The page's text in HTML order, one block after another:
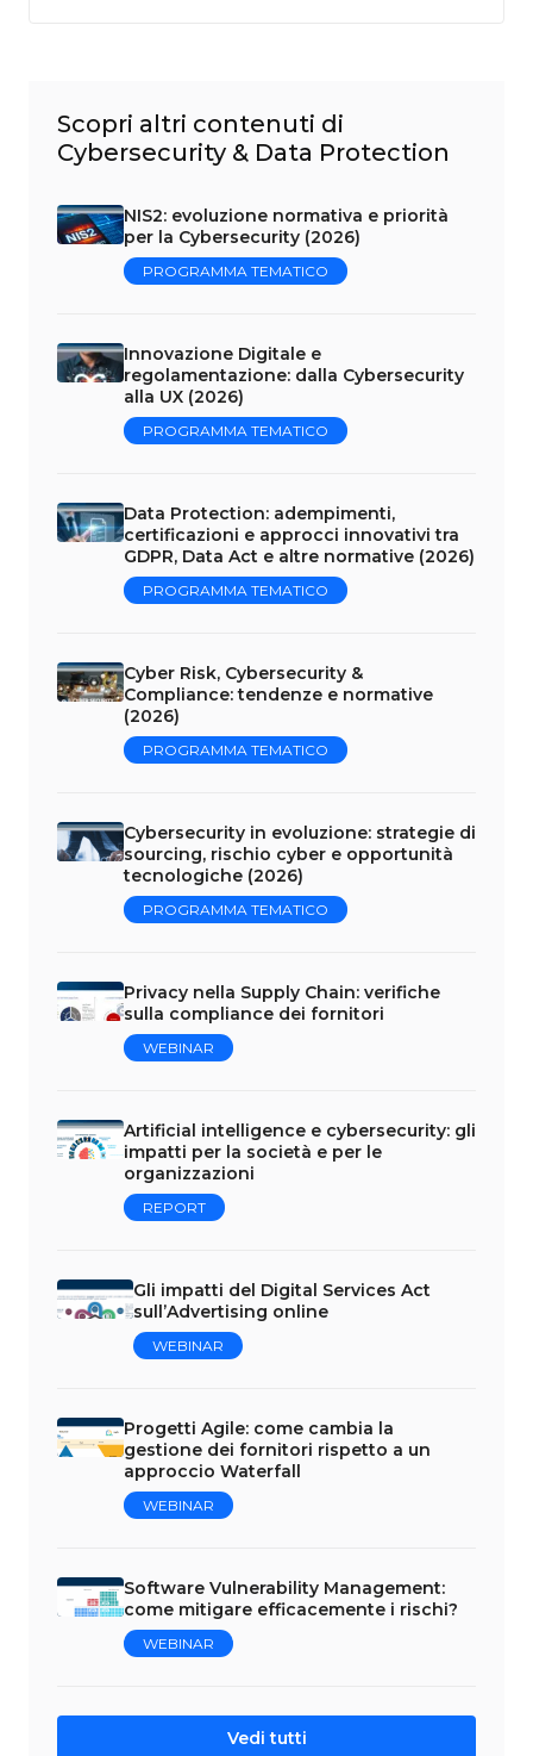
Scopri altri contenuti di
Cybersecurity & Data Protection
NIS2: evoluzione normativa e priorità
per la Cybersecurity (2026)
PROGRAMMA TEMATICO
Innovazione Digitale e
regolamentazione: dalla Cybersecurity
alla UX (2026)
PROGRAMMA TEMATICO
Data Protection: adempimenti,
certificazioni e approcci innovativi tra
GDPR, Data Act e altre normative (2026)
PROGRAMMA TEMATICO
Cyber Risk, Cybersecurity &
Compliance: tendenze e normative
(2026)
PROGRAMMA TEMATICO
Cybersecurity in evoluzione: strategie di
sourcing, rischio cyber e opportunità
tecnologiche (2026)
PROGRAMMA TEMATICO
Privacy nella Supply Chain: verifiche
sulla compliance dei fornitori
WEBINAR
Artificial intelligence e cybersecurity: gli
impatti per la società e per le
organizzazioni
REPORT
Gli impatti del Digital Services Act
sull’Advertising online
WEBINAR
Progetti Agile: come cambia la
gestione dei fornitori rispetto a un
approccio Waterfall
WEBINAR
Software Vulnerability Management:
come mitigare efficacemente i rischi?
WEBINAR
Vedi tutti